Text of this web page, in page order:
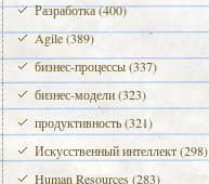
Разработка (400)
Agile (389)
бизнес-процессы (337)
бизнес-модели (323)
продуктивность (321)
Искусственный интеллект (298)
Human Resources (283)